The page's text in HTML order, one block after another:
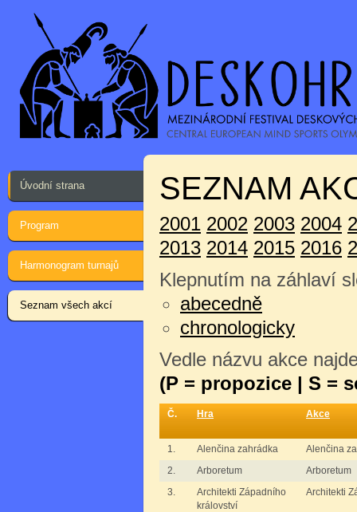
Úvodní strana
Program
Harmonogram turnajů
Seznam všech akcí
SEZNAM
2001 2002 2003 2004
2013 2014 2015 2016
Klepnutím na záhlaví
abecedně
chronologicky
Vedle názvu akce
(P = propozice | S =
Č. Hra Akce
1. Alenčina zahrádka
Alenčina
2.
Arboretum
Arboretum
3.
Architekti Západního
království
Architekti